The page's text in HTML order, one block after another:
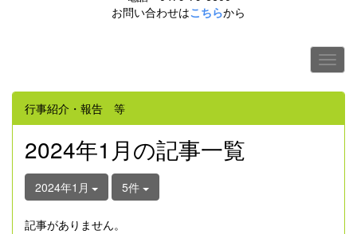
お問い合わせはこちらから
行事紹介・報告 等
2024年1月の記事一覧
2024年1月 5件
記事がありません。